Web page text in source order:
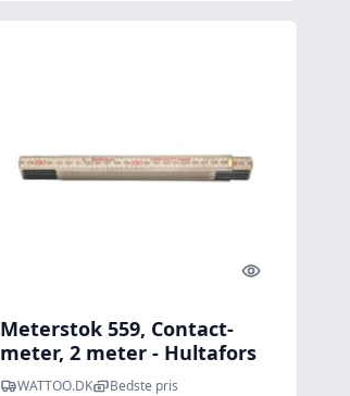
Quick look
Meterstok 559, Contact-
meter, 2 meter - Hultafors
WATTOO.DK Bedste pris